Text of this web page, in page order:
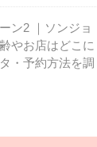
ン2 ｜ソンジョ
やお店はどこに
・予約方法を調